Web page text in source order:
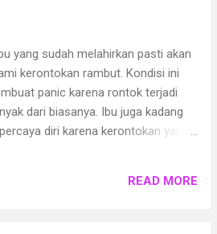
penyebab dari sebuah trafo bisa
dapat menyebabkan trafo menjadi
yang sudah melahirkan pasti akan
kerontokan rambut. Kondisi ini
panic karena rontok terjadi
dari biasanya. Ibu juga kadang
diri karena kerontokan yang
rambut terjadi setiap hari
READ MORE